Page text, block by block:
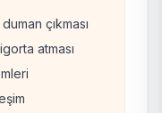
çıkması
atması